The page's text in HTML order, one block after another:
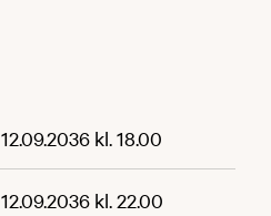
12.09.2036 kl. 18.00
12.09.2036 kl. 22.00